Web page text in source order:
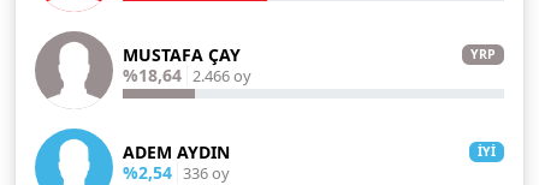
MUSTAFA ÇAY YRP
%18,64 2.466 oy
ADEM AYDIN İYİ
%2,54 336 oy